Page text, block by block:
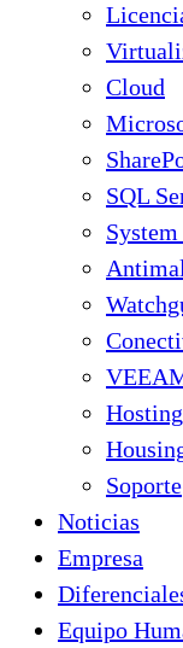
Cloud
SQL
Hosting
Soporte
Noticias
Empresa
Equipo